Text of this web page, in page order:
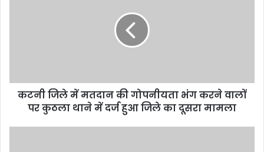
कटनी जिले में मतदान की गोपनीयता भंग करने वालों
पर कुठला थाने में दर्ज हुआ जिले का दूसरा मामला